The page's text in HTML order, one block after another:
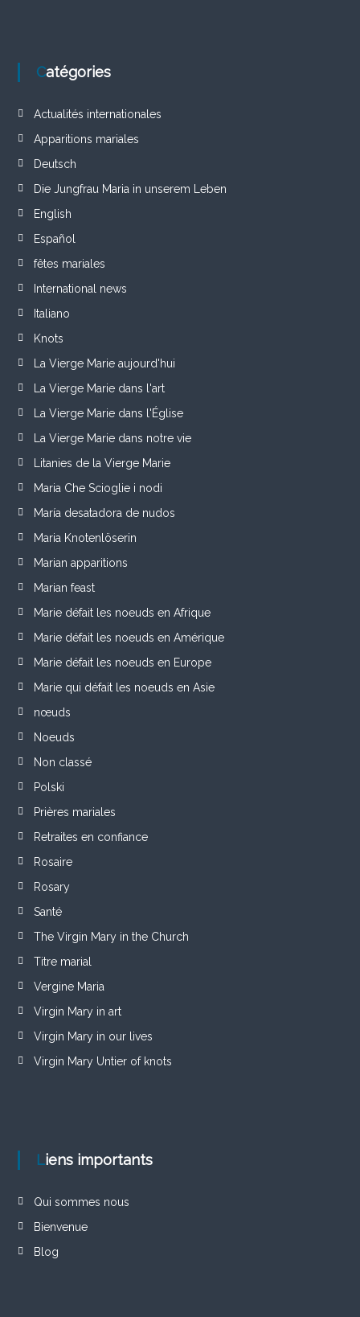
Catégories
Actualités internationales
Apparitions mariales
Deutsch
Die Jungfrau Maria in unserem Leben
English
Español
fêtes mariales
International news
Italiano
Knots
La Vierge Marie aujourd'hui
La Vierge Marie dans l'art
La Vierge Marie dans l'Église
La Vierge Marie dans notre vie
Litanies de la Vierge Marie
Maria Che Scioglie i nodi
María desatadora de nudos
Maria Knotenlöserin
Marian apparitions
Marian feast
Marie défait les noeuds en Afrique
Marie défait les noeuds en Amérique
Marie défait les noeuds en Europe
Marie qui défait les noeuds en Asie
nœuds
Noeuds
Non classé
Polski
Prières mariales
Retraites en confiance
Rosaire
Rosary
Santé
The Virgin Mary in the Church
Titre marial
Vergine Maria
Virgin Mary in art
Virgin Mary in our lives
Virgin Mary Untier of knots
Liens importants
Qui sommes nous
Bienvenue
Blog